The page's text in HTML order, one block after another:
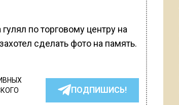
по торговому центру на
сделать фото на память.
ПОДПИШИСЬ!